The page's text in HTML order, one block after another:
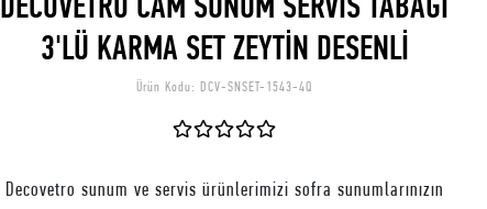
DECOVETRO CAM SUNUM SERVİS TABAĞI
3'LÜ KARMA SET ZEYTİN DESENLİ
Ürün Kodu: DCV-SNSET-1543-4Q
Decovetro sunum ve servis ürünlerimizi sofra sunumlarınızın